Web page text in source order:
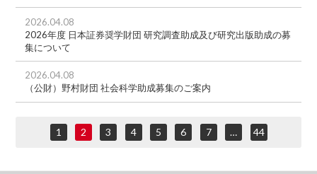
2026.04.08
2026年度 日本証券奨学財団 研究調査助成及び研究出版助成の募
集について
2026.04.08
（公財）野村財団 社会科学助成募集のご案内
1 2 3 4 5 6 7 … 44